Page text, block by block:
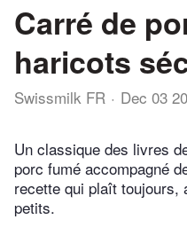
Carré de
haricots
Swissmilk FR Dec 03
Un classique des livres
porc fumé accompagné
recette qui plaît toujours,
petits.